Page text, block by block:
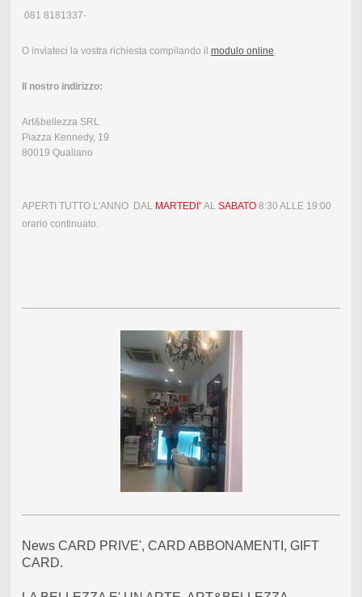
081 8181337-
O inviateci la vostra richiesta compilando il modulo online.
Il nostro indirizzo:
Art&bellezza SRL
Piazza Kennedy, 19
80019 Qualiano
APERTI TUTTO L'ANNO DAL MARTEDI'' AL SABATO8:30 ALLE 19:00
orario continuato.
News CARD PRIVE', CARD ABBONAMENTI, GIFT
CARD.